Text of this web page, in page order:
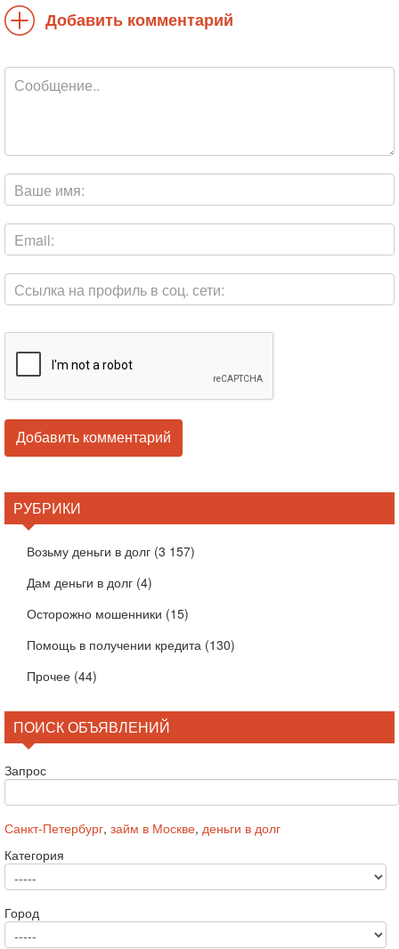
Добавить комментарий
РУБРИКИ
Возьму деньги в долг (3 157)
Дам деньги в долг (4)
Осторожно мошенники (15)
Помощь в получении кредита (130)
Прочее (44)
ПОИСК ОБЪЯВЛЕНИЙ
Запрос
Санкт-Петербург, займ в Москве, деньги в долг
Категория
Город